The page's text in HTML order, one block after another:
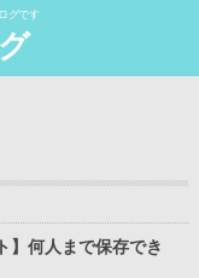
グです
】何人まで保存でき